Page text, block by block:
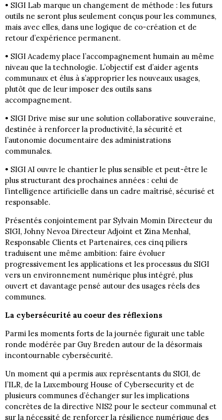
• SIGI Lab marque un changement de méthode : les futurs
outils ne seront plus seulement conçus pour les communes,
mais avec elles, dans une logique de co-création et de
retour d’expérience permanent.
• SIGI Academy place l’accompagnement humain au même
niveau que la technologie. L’objectif est d’aider agents
communaux et élus à s’approprier les nouveaux usages,
plutôt que de leur imposer des outils sans
accompagnement.
• SIGI Drive mise sur une solution collaborative souveraine,
destinée à renforcer la productivité, la sécurité et
l’autonomie documentaire des administrations
communales.
• SIGI AI ouvre le chantier le plus sensible et peut-être le
plus structurant des prochaines années : celui de
l’intelligence artificielle dans un cadre maîtrisé, sécurisé et
responsable.
Présentés conjointement par Sylvain Momin Directeur du
SIGI, Johny Nevoa Directeur Adjoint et Zina Menhal,
Responsable Clients et Partenaires, ces cinq piliers
traduisent une même ambition: faire évoluer
progressivement les applications et les processus du SIGI
vers un environnement numérique plus intégré, plus
ouvert et davantage pensé autour des usages réels des
communes.
La cybersécurité au coeur des réflexions
Parmi les moments forts de la journée figurait une table
ronde modérée par Guy Breden autour de la désormais
incontournable cybersécurité.
Un moment qui a permis aux représentants du SIGI, de
l’ILR, de la Luxembourg House of Cybersecurity et de
plusieurs communes d’échanger sur les implications
concrètes de la directive NIS2 pour le secteur communal et
sur la nécessité de renforcer la résilience numérique des